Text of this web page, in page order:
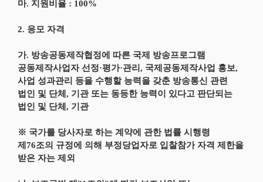
마. 지원비율 : 100%
2. 응모 자격
가. 방송공동제작협정에 따른 국제 방송프로그램
공동제작사업자 선정·평가·관리, 국제공동제작사업 홍보,
사업 성과관리 등을 수행할 능력을 갖춘 방송통신 관련
법인 및 단체, 기관 또는 동등한 능력이 있다고 판단되는
법인 및 단체, 기관
※ 국가를 당사자로 하는 계약에 관한 법률 시행령
제76조의 규정에 의해 부정당업자로 입찰참가 자격 제한을
받은 자는 제외